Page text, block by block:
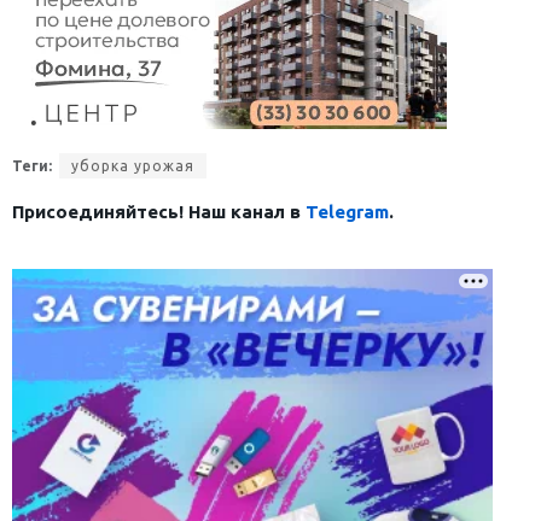
Теги: уборка урожая
Присоединяйтесь! Наш канал в Telegram.